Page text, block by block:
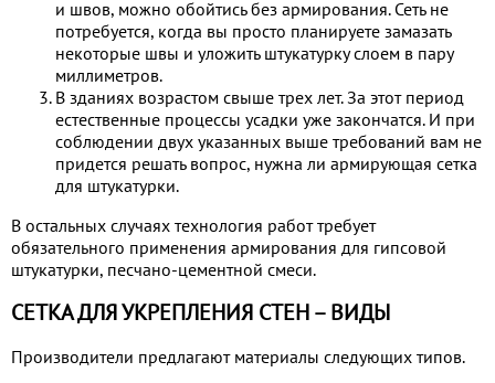
и швов, можно обойтись без армирования. Сеть не
потребуется, когда вы просто планируете замазать
некоторые швы и уложить штукатурку слоем в пару
миллиметров.
В зданиях возрастом свыше трех лет. За этот период
естественные процессы усадки уже закончатся. И при
соблюдении двух указанных выше требований вам не
придется решать вопрос, нужна ли армирующая сетка
для штукатурки.
В остальных случаях технология работ требует
обязательного применения армирования для гипсовой
штукатурки, песчано-цементной смеси.
СЕТКА ДЛЯ УКРЕПЛЕНИЯ СТЕН – ВИДЫ
Производители предлагают материалы следующих типов.